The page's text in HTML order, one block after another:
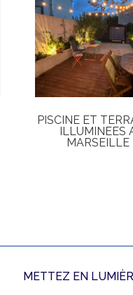
PISCINE ET
ILLUMINEES
MARSEILLE
METTEZ EN